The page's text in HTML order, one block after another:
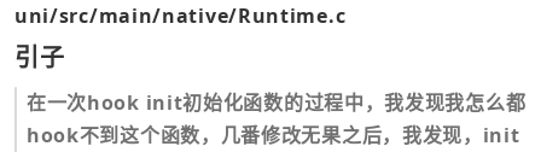
uni/src/main/native/Runtime.c
引子
在一次hook init初始化函数的过程中，我发现我怎么都
hook不到这个函数，几番修改无果之后，我发现，init